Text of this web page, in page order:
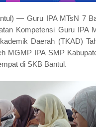
— Guru IPA MTsN 7
Kompetensi Guru IPA
Daerah (TKAD)
MGMP IPA SMP
di SKB Bantul.